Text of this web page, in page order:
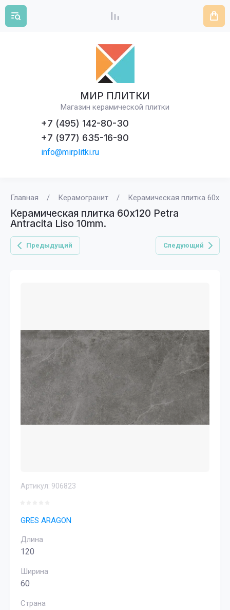
МИР ПЛИТКИ
Магазин керамической плитки
+7 (495) 142-80-30
+7 (977) 635-16-90
info@mirplitki.ru
Главная / Керамогранит / Керамическая плитка
Керамическая плитка 60x120 Petra
Antracita Liso 10mm.
Предыдущий Следующий
Артикул: 906823
GRES ARAGON
Длина
120
Ширина
60
Страна